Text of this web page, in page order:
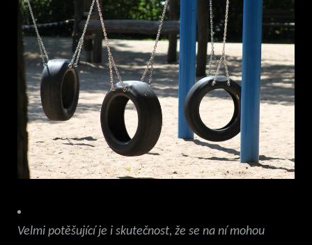
Velmi potěšující je i skutečnost, že se na ní mohou